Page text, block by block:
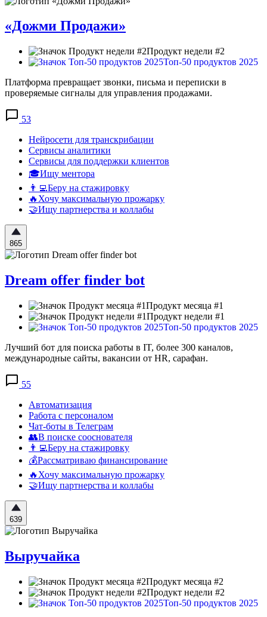
«Дожми Продажи»
Продукт недели #2
Топ-50 продуктов 2025
Платформа превращает звонки, письма и переписки в
проверяемые сигналы для управления продажами.
53
Нейросети для транскрибации
Сервисы аналитики
Сервисы для поддержки клиентов
🎓Ищу ментора
👨‍💻Беру на стажировку
🔥Хочу максимальную прожарку
🤝Ищу партнерства и коллабы
865
Dream offer finder bot
Продукт месяца #1
Продукт недели #1
Топ-50 продуктов 2025
Лучший бот для поиска работы в IT, более 300 каналов,
международные сайты, вакансии от HR, сарафан.
55
Автоматизация
Работа с персоналом
Чат-боты в Телеграм
👥В поиске сооснователя
👨‍💻Беру на стажировку
💰Рассматриваю финансирование
🔥Хочу максимальную прожарку
🤝Ищу партнерства и коллабы
639
Выручайка
Продукт месяца #2
Продукт недели #2
Топ-50 продуктов 2025